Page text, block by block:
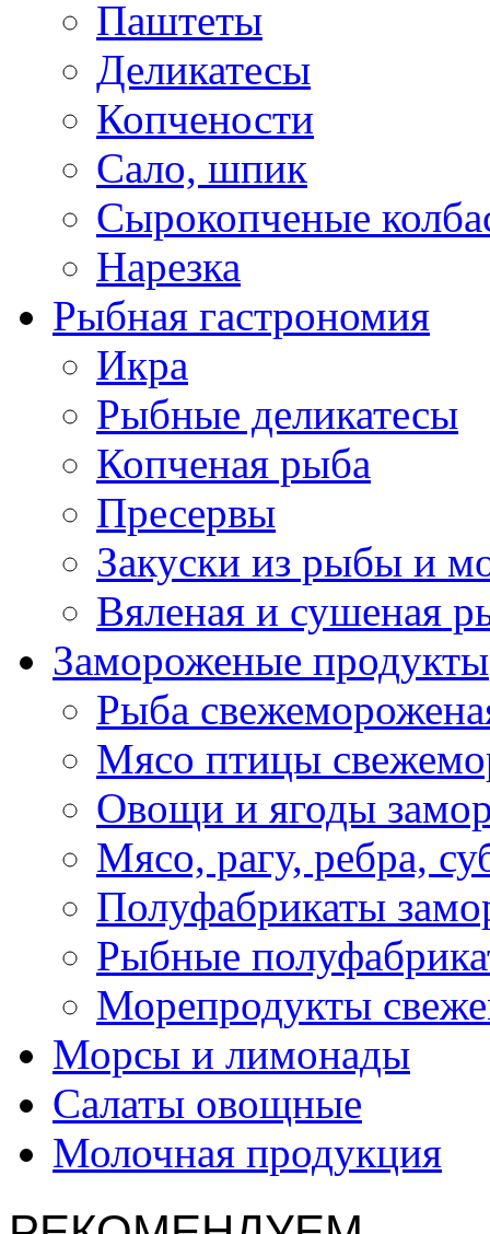
Паштеты
Деликатесы
Копчености
Сало, шпик
Сырокопченые
Нарезка
Рыбная гастрономия
Икра
Рыбные деликатесы
Копченая рыба
Пресервы
Закуски из рыбы и
Вяленая и сушеная
Замороженые продукты
Рыба
Мясо птицы
Овощи и ягоды
Мясо, рагу, ребра,
Полуфабрикаты
Рыбные
Морепродукты
Морсы и лимонады
Салаты овощные
Молочная продукция